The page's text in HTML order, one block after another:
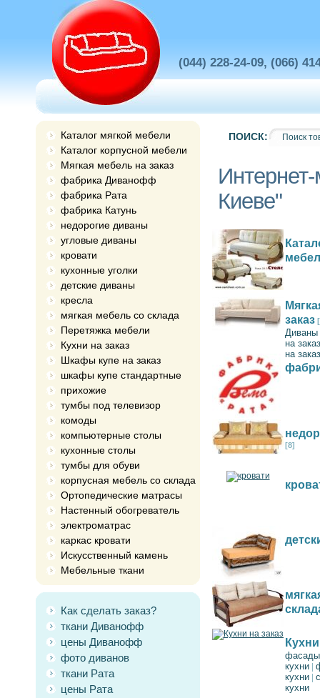
(044) 228-24-09, (066)
Каталог мягкой мебели
Каталог корпусной мебели
Мягкая мебель на заказ
фабрика Диванофф
фабрика Рата
фабрика Катунь
недорогие диваны
угловые диваны
кровати
кухонные уголки
детские диваны
кресла
мягкая мебель со склада
Перетяжка мебели
Кухни на заказ
Шкафы купе на заказ
шкафы купе стандартные
прихожие
тумбы под телевизор
комоды
компьютерные столы
кухонные столы
тумбы для обуви
корпусная мебель со склада
Ортопедические матрасы
Настенный обогреватель
электроматрас
каркас кровати
Искусственный камень
Мебельные ткани
Как сделать заказ?
ткани Диванофф
цены Диванофф
фото диванов
ткани Рата
цены Рата
ПОИСК:
Киеве"
заказ
Диваны
на заказ
на заказ
[8]
фасады
кухни
кухни
кухни